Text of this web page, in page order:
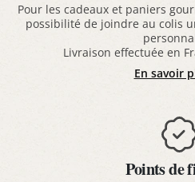
Pour les cadeaux et paniers
possibilité de joindre au colis
Livraison effectuée en
En savoir
Points de